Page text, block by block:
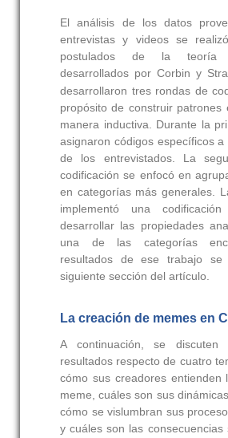
El análisis de los datos
entrevistas y videos se
postulados de la teoría
desarrollados por Corbin y
desarrollaron tres rondas de
propósito de construir patrones
manera inductiva. Durante la
asignaron códigos específicos a
de los entrevistados. La
codificación se enfocó en
en categorías más generales.
implementó una
desarrollar las propiedades
una de las categorías
resultados de ese trabajo
siguiente sección del artículo.
La creación de memes en
A continuación, se discuten
resultados respecto de cuatro
cómo sus creadores entienden
meme, cuáles son sus
cómo se vislumbran sus
y cuáles son las consecuencias